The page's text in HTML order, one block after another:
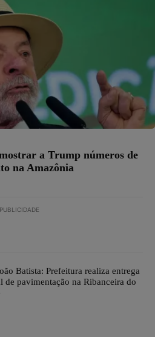
a Trump números de
na Amazônia
PUBLICIDADE
Batista: Prefeitura realiza entrega
de pavimentação na Ribanceira do